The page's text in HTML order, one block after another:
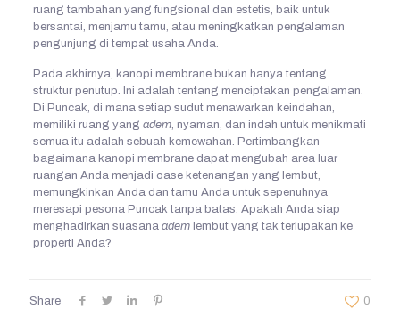
ruang tambahan yang fungsional dan estetis, baik untuk
bersantai, menjamu tamu, atau meningkatkan pengalaman
pengunjung di tempat usaha Anda.
Pada akhirnya, kanopi membrane bukan hanya tentang
struktur penutup. Ini adalah tentang menciptakan pengalaman.
Di Puncak, di mana setiap sudut menawarkan keindahan,
memiliki ruang yang adem, nyaman, dan indah untuk menikmati
semua itu adalah sebuah kemewahan. Pertimbangkan
bagaimana kanopi membrane dapat mengubah area luar
ruangan Anda menjadi oase ketenangan yang lembut,
memungkinkan Anda dan tamu Anda untuk sepenuhnya
meresapi pesona Puncak tanpa batas. Apakah Anda siap
menghadirkan suasana ademlembut yang tak terlupakan ke
properti Anda?
Share 0